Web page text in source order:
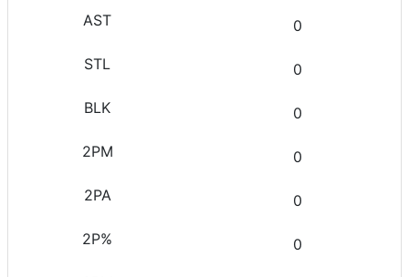
0
0
0
0
0
0